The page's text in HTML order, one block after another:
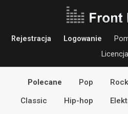
Rejestracja Logowanie
Licencja
Polecane Pop Rock
Classic
Hip-hop